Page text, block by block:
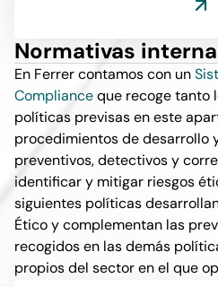
Normativas
En Ferrer contamos con un
Complianceque recoge tanto
políticas previsas en este
procedimientos de desarrollo
preventivos, detectivos y
identificar y mitigar riesgos
siguientes políticas
Ético y complementan las
recogidos en las demás
propios del sector en el que